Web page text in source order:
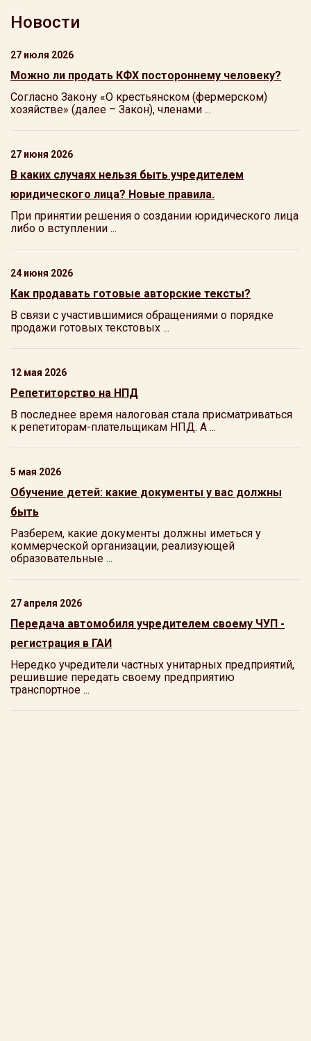
Новости
27 июля 2026
Можно ли продать КФХ постороннему человеку?
Согласно Закону «О крестьянском (фермерском)
хозяйстве» (далее – Закон), членами ...
27 июня 2026
В каких случаях нельзя быть учредителем
юридического лица? Новые правила.
При принятии решения о создании юридического лица
либо о вступлении ...
24 июня 2026
Как продавать готовые авторские тексты?
В связи с участившимися обращениями о порядке
продажи готовых текстовых ...
12 мая 2026
Репетиторство на НПД
В последнее время налоговая стала присматриваться
к репетиторам-плательщикам НПД. А ...
5 мая 2026
Обучение детей: какие документы у вас должны
быть
Разберем, какие документы должны иметься у
коммерческой организации, реализующей
образовательные ...
27 апреля 2026
Передача автомобиля учредителем своему ЧУП -
регистрация в ГАИ
Нередко учредители частных унитарных предприятий,
решившие передать своему предприятию
транспортное ...